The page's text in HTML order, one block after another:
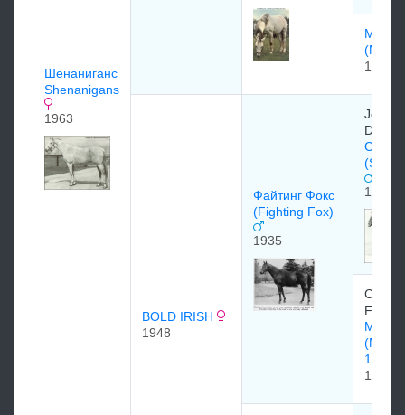
Шенаниганс
Shenanigans
1963
Мияко
1935
BOLD IRISH
1948
Файтинг Фокс
(Fighting Fox)
1935
Davis
Сэр
(Sir
1920
Farm
1920
1920